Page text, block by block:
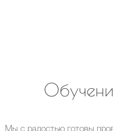
Мы с радостью готовы